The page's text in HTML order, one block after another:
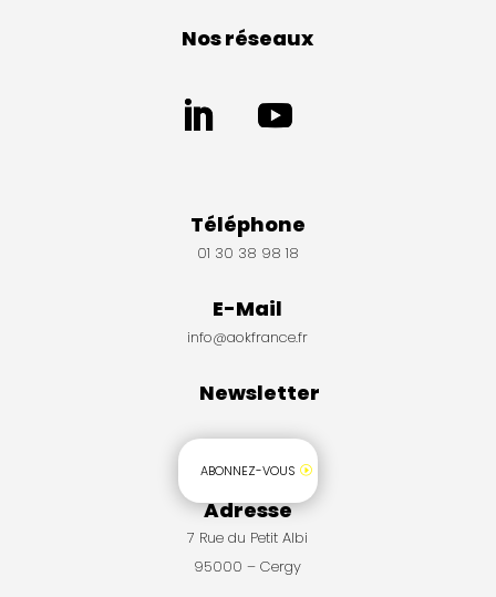
Nos réseaux
Téléphone
01 30 38 98 18
E-Mail
info@aokfrance.fr
Newsletter
ABONNEZ-VOUS
Adresse
7 Rue du Petit Albi
95000 – Cergy